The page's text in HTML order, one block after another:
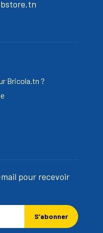
Bricola.tn ?
pour recevoir
S’abonner